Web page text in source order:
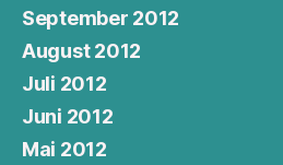
September 2012
August 2012
Juli 2012
Juni 2012
Mai 2012